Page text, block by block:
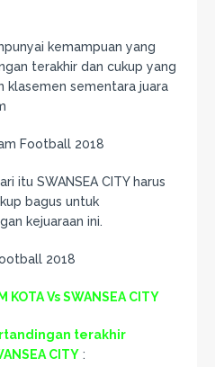
kemampuan yang
terakhir dan cukup yang
klasemen sementara juara
itu SWANSEA CITY harus
bagus untuk
kejuaraan ini.
Vs SWANSEA CITY
terakhir
CITY :